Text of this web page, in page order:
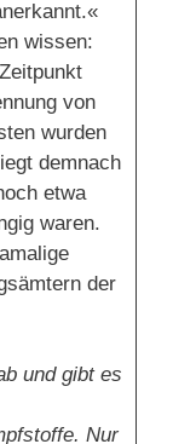
wissen:
von
wurden
demnach
etwa
waren.
der
und gibt es
Nur